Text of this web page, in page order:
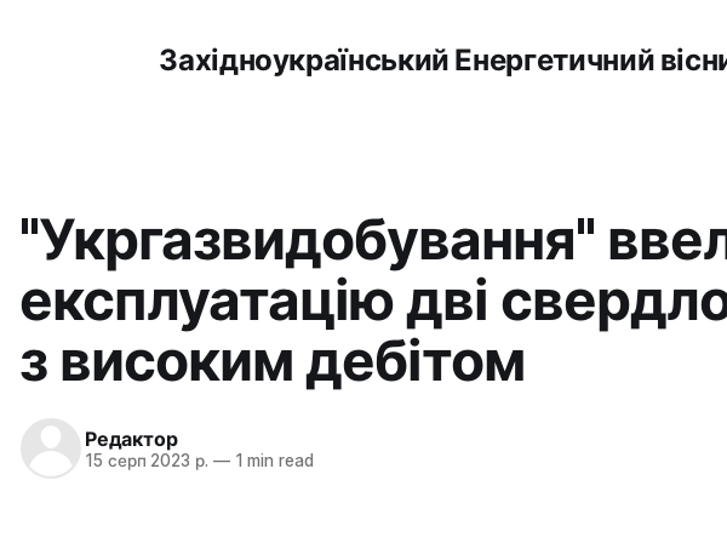
Західноукраїнський Енергетичний
"Укргазвидобування"
експлуатацію дві
з високим дебітом
Редактор
15 серп 2023 р. —1 min read